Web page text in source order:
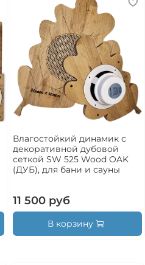
Влагостойкий динамик с
декоративной дубовой
сеткой SW 525 Wood OAK
(ДУБ), для бани и сауны
11 500 руб
В корзину